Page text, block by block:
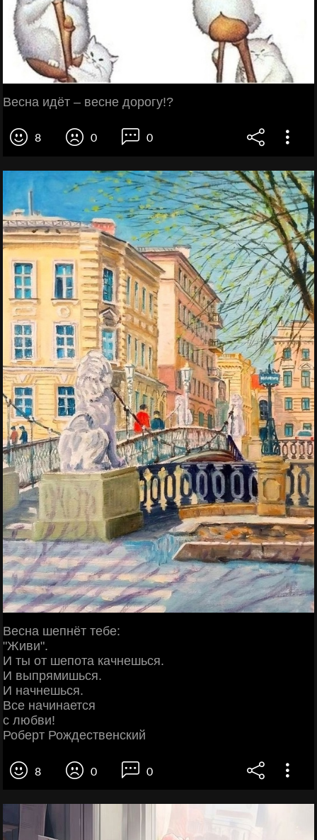
Весна идёт – весне дорогу!?
8 0 0
Весна шепнёт тебе:
"Живи".
И ты от шепота качнешься.
И выпрямишься.
И начнешься.
Все начинается
с любви!
Роберт Рождественский
8 0 0